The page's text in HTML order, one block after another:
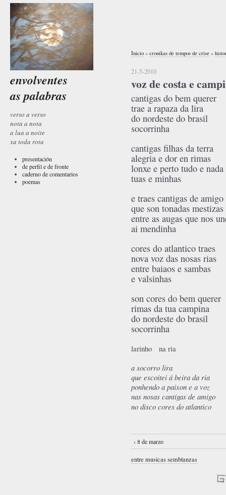
envolventes
as palabras
verso a verso
nota a nota
a lua a noite
xa toda rota
presentación
de perfil e de fronte
caderno de comentarios
poemas
Inicio » cronikas de tempos de crise »
21-5-2010
voz de costa e
cantigas do bem querer
trae a rapaza da lira
do nordeste do brasil
socorrinha
cantigas filhas da terra
alegria e dor en rimas
lonxe e perto tudo e nada
tuas e minhas
e traes cantigas de amigo
que son tonadas mestizas
entre as augas que nos
ai mendinha
cores do atlantico traes
nova voz das nosas rias
entre baiaos e sambas
e valsinhas
son cores do bem querer
rimas da tua campina
do nordeste do brasil
socorrinha
larinho na ria
a socorro lira
que escoitei á beira da ria
ponhendo a paixon e a voz
nas nosas cantigas de amigo
no disco cores do atlantico
‹ 8 de marzo
entre musicassemblanzas